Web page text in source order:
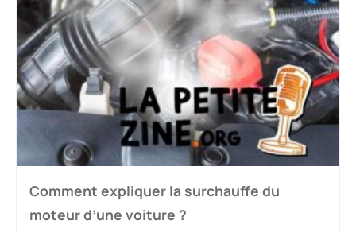
Comment expliquer la surchauffe du
moteur d’une voiture ?